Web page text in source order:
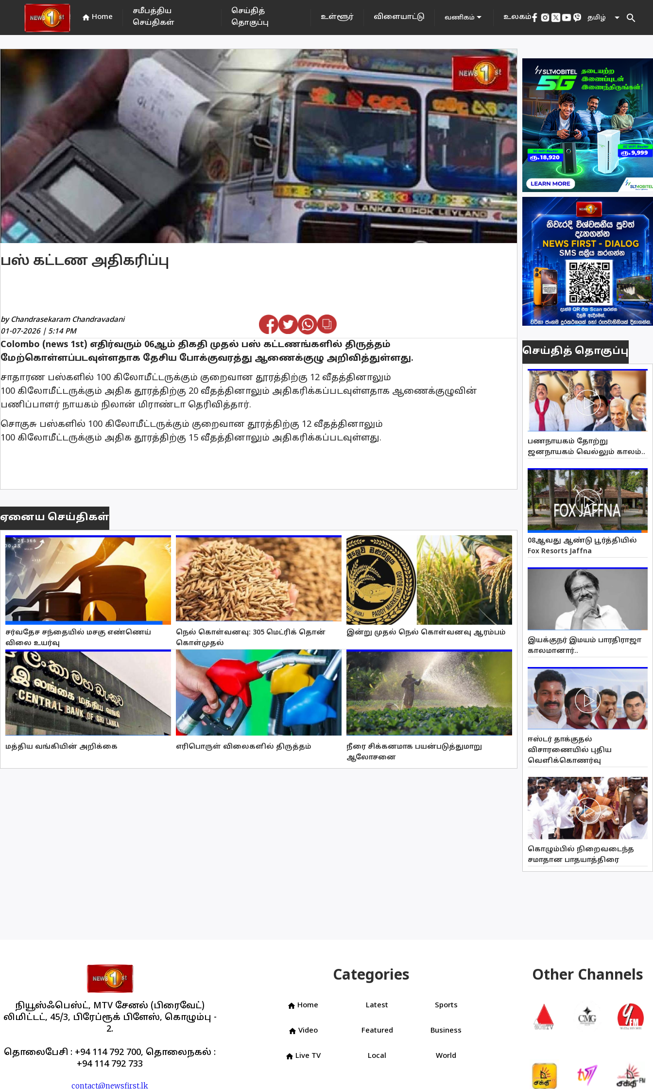
home Home
சமீபத்திய
செய்திகள்
செய்தித்
தொகுப்பு
உள்ளூர் விளையாட்டு வணிகம் உலகம் தமிழ் search
பஸ் கட்டண அதிகரிப்பு
by Chandrasekaram Chandravadani
01-07-2026 | 5:14 PM
Colombo (news 1st) எதிர்வரும் 06ஆம் திகதி முதல் பஸ் கட்டணங்களில் திருத்தம்
மேற்கொள்ளப்படவுள்ளதாக தேசிய போக்குவரத்து ஆணைக்குழு அறிவித்துள்ளது.
சாதாரண பஸ்களில் 100 கிலோமீட்டருக்கும் குறைவான தூரத்திற்கு 12 வீதத்தினாலும்
100 கிலோமீட்டருக்கும் அதிக தூரத்திற்கு 20 வீதத்தினாலும் அதிகரிக்கப்படவுள்ளதாக ஆணைக்குழுவின்
பணிப்பாளர் நாயகம் நிலான் மிராண்டா தெரிவித்தார்.
சொகுசு பஸ்களில் 100 கிலோமீட்டருக்கும் குறைவான தூரத்திற்கு 12 வீதத்தினாலும்
100 கிலோமீட்டருக்கும் அதிக தூரத்திற்கு 15 வீதத்தினாலும் அதிகரிக்கப்படவுள்ளது.
ஏனைய செய்திகள்
சர்வதேச சந்தையில் மசகு எண்ணெய்
விலை உயர்வு
நெல் கொள்வனவு: 305 மெட்ரிக் தொன்
கொள்முதல்
இன்று முதல் நெல் கொள்வனவு ஆரம்பம்
மத்திய வங்கியின் அறிக்கை எரிபொருள் விலைகளில் திருத்தம்
நீரை சிக்கனமாக பயன்படுத்துமாறு
ஆலோசனை
செய்தித் தொகுப்பு
பணநாயகம் தோற்று
ஜனநாயகம் வெல்லும் காலம்..
08ஆவது ஆண்டு பூர்த்தியில்
Fox Resorts Jaffna
இயக்குநர் இமயம் பாரதிராஜா
காலமானார்..
ஈஸ்டர் தாக்குதல்
விசாரணையில் புதிய
வௌிக்கொணர்வு
கொழும்பில் நிறைவடைந்த
சமாதான பாதயாத்திரை
நியூஸ்ஃபெஸ்ட், MTV சேனல் (பிரைவேட்)
லிமிட்டட், 45/3, பிரேப்ரூக் பிளேஸ், கொழும்பு -
2.
தொலைபேசி : +94 114 792 700, தொலைநகல் :
+94 114 792 733
contact@newsfirst.lk
Categories
home Home Latest Sports
home Video Featured Business
home Live TV Local World
Other Channels